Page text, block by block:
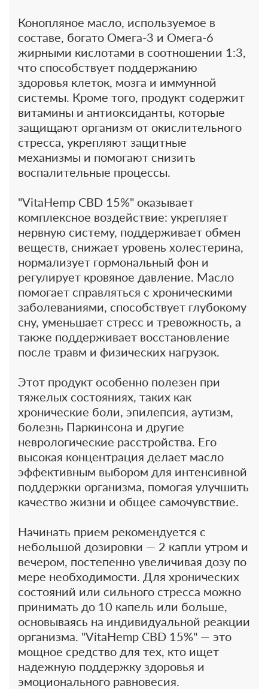
Конопляное масло, используемое в
составе, богато Омега-3 и Омега-6
жирными кислотами в соотношении 1:3,
что способствует поддержанию
здоровья клеток, мозга и иммунной
системы. Кроме того, продукт содержит
витамины и антиоксиданты, которые
защищают организм от окислительного
стресса, укрепляют защитные
механизмы и помогают снизить
воспалительные процессы.
"VitaHemp CBD 15%" оказывает
комплексное воздействие: укрепляет
нервную систему, поддерживает обмен
веществ, снижает уровень холестерина,
нормализует гормональный фон и
регулирует кровяное давление. Масло
помогает справляться с хроническими
заболеваниями, способствует глубокому
сну, уменьшает стресс и тревожность, а
также поддерживает восстановление
после травм и физических нагрузок.
Этот продукт особенно полезен при
тяжелых состояниях, таких как
хронические боли, эпилепсия, аутизм,
болезнь Паркинсона и другие
неврологические расстройства. Его
высокая концентрация делает масло
эффективным выбором для интенсивной
поддержки организма, помогая улучшить
качество жизни и общее самочувствие.
Начинать прием рекомендуется с
небольшой дозировки — 2 капли утром и
вечером, постепенно увеличивая дозу по
мере необходимости. Для хронических
состояний или сильного стресса можно
принимать до 10 капель или больше,
основываясь на индивидуальной реакции
организма. "VitaHemp CBD 15%" — это
мощное средство для тех, кто ищет
надежную поддержку здоровья и
эмоционального равновесия.